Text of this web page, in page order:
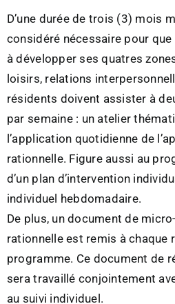
D’une durée de trois (3) mois
considéré nécessaire pour
à développer ses quatres
loisirs, relations
résidents doivent assister à
par semaine : un atelier
l’application quotidienne de
rationnelle. Figure aussi au
d’un plan d’intervention
individuel hebdomadaire.
De plus, un document de
rationnelle est remis à chaque
programme. Ce document de
sera travaillé conjointement
au suivi individuel.